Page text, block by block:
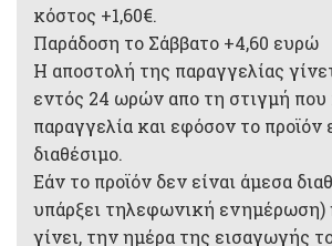
κόστος +1,60€.
Παράδοση το Σάββατο +4,60 ευρώ
Η αποστολή της παραγγελίας
εντός 24 ωρών απο τη στιγμή
παραγγελία και εφόσον το προϊόν
διαθέσιμο.
Εάν το προϊόν δεν είναι άμεσα
υπάρξει τηλεφωνική ενημέρωση)
γίνει, την ημέρα της εισαγωγής